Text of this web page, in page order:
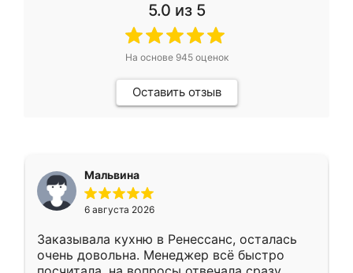
5.0 из 5
На основе 945оценок
Оставить отзыв
Мальвина
6 августа 2026
Заказывала кухню в Ренессанс, осталась
очень довольна. Менеджер всё быстро